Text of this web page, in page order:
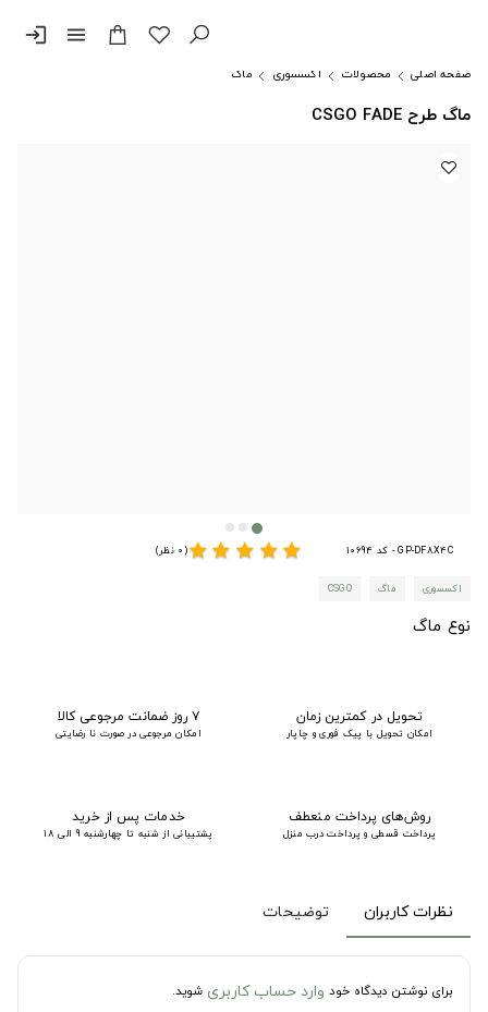
menu
login
صفحه اصلی محصولات اکسسوری ماگ
ماگ طرح CSGO FADE
GP-DF8X4C - کد 10694 star
star
star
star
star(0 نظر)
اکسسوری ماگ CSGO
نوع ماگ
تحویل در کمترین زمان
امکان تحویل با پیک فوری و چاپار
۷ روز ضمانت مرجوعی کالا
امکان مرجوعی در صورت نا رضایتی
روش‌های پرداخت منعطف
پرداخت قسطی و پرداخت درب منزل
خدمات پس از خرید
پشتیبانی از شنبه تا چهارشنبه 9 الی 18
نظرات کاربران توضیحات
برای نوشتن دیدگاه خود وارد حساب کاربری شوید.